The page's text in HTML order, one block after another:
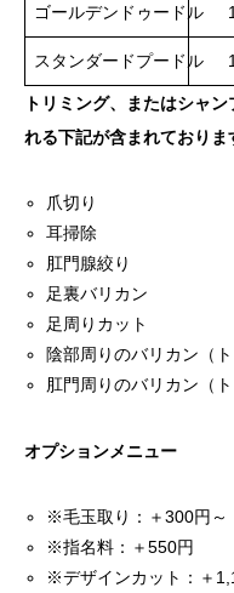
ゴールデンドゥードル
スタンダードプードル
トリミング、またはシャ
れる下記が含まれておりま
爪切り
耳掃除
肛門腺絞り
足裏バリカン
足周りカット
陰部周りのバリカン（
肛門周りのバリカン（
オプションメニュー
※毛玉取り：＋300円～
※指名料：＋550円
※デザインカット：＋